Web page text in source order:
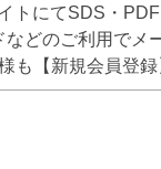
トにてSDS・PDF
などのご利用でメ
も【新規会員登録